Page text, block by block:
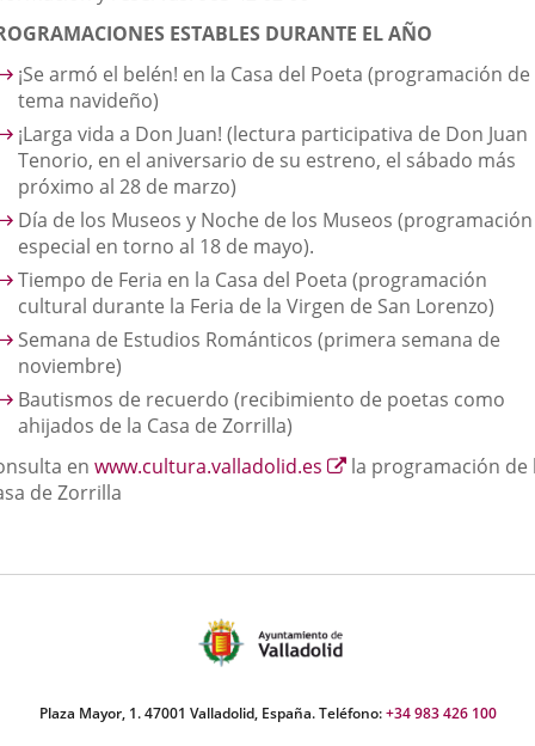
ESTABLES DURANTE EL AÑO
¡Se armó el belén! en la Casa del Poeta (programación de
tema navideño)
¡Larga vida a Don Juan! (lectura participativa de Don Juan
Tenorio, en el aniversario de su estreno, el sábado más
próximo al 28 de marzo)
Día de los Museos y Noche de los Museos (programación
especial en torno al 18 de mayo).
Tiempo de Feria en la Casa del Poeta (programación
cultural durante la Feria de la Virgen de San Lorenzo)
Semana de Estudios Románticos (primera semana de
noviembre)
Bautismos de recuerdo (recibimiento de poetas como
ahijados de la Casa de Zorrilla)
en www.cultura.valladolid.es
Enlace
externa.
la programación de
de Zorrilla
Plaza Mayor, 1. 47001 Valladolid, España. Teléfono:+34 983 426 100